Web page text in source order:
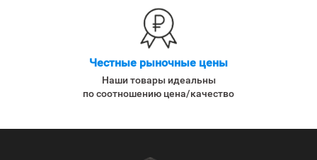
Честные рыночные цены
Наши товары идеальны
по соотношению цена/качество